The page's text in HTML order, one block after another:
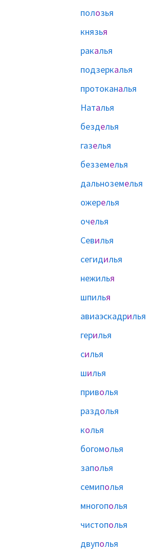
полозья
князья
ракалья
подзеркалья
протоканалья
Наталья
безделья
газелья
безземелья
дальноземелья
ожерелья
очелья
Севилья
сегидилья
нежилья
шпилья
авиаэскадрилья
герилья
силья
шилья
приволья
раздолья
колья
богомолья
заполья
семиполья
многополья
чистополья
двуполья